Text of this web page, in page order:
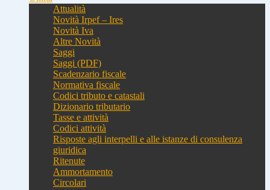
Attualità
Novità Irpef – Ires
Novità Iva
Altre Novità
Saggi
Saggi (PDF)
Scadenzario fiscale
Normativa fiscale
Codici tributo e catastali
Dizionario tributario
Tasse e attività
Codici attività
Risposte agli interpelli e alle istanze di consulenza
giuridica
Ritenute
Ammortamento
Circolari